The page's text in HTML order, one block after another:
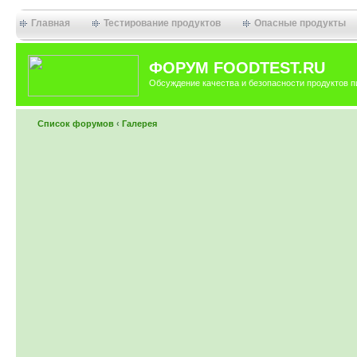
Главная Тестирование продуктов Опасные продукты
ФОРУМ FOODTEST.RU
Обсуждение качества и безопасности продуктов
Список форумов ‹ Галерея